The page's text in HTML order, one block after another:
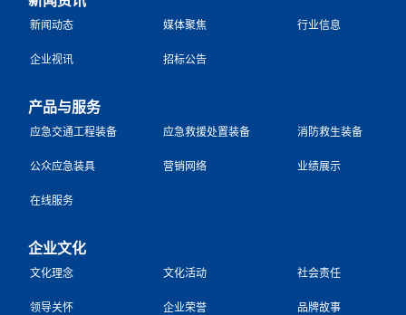
新闻动态 媒体聚焦 行业信息
企业视讯 招标公告
产品与服务
应急交通工程装备 应急救援处置装备 消防救生装备
公众应急装具 营销网络 业绩展示
在线服务
企业文化
文化理念 文化活动 社会责任
领导关怀 企业荣誉 品牌故事